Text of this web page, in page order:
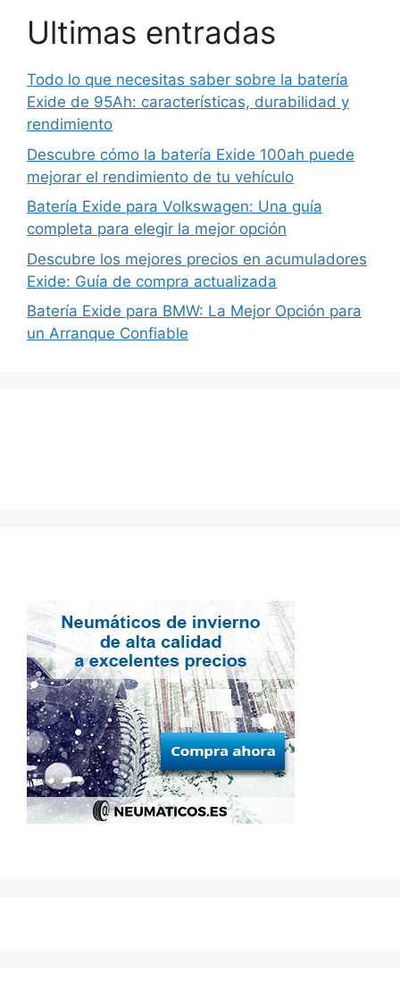
Ultimas entradas
Todo lo que necesitas saber sobre la batería
Exide de 95Ah: características, durabilidad y
rendimiento
Descubre cómo la batería Exide 100ah puede
mejorar el rendimiento de tu vehículo
Batería Exide para Volkswagen: Una guía
completa para elegir la mejor opción
Descubre los mejores precios en acumuladores
Exide: Guía de compra actualizada
Batería Exide para BMW: La Mejor Opción para
un Arranque Confiable